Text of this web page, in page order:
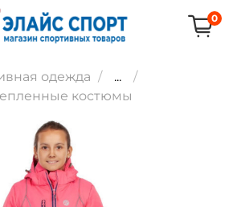
0
одежда
...
костюмы